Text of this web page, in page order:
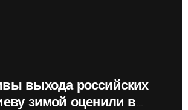
выхода российских
зимой оценили в